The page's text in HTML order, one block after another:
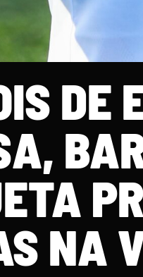
DE
NA